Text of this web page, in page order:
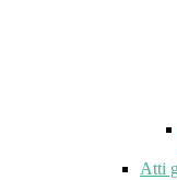
Atti